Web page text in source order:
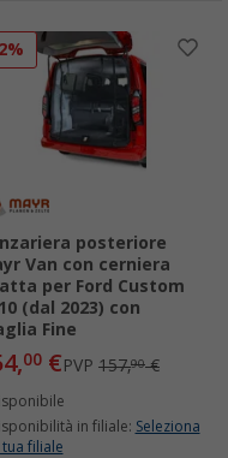
posteriore
Van con cerniera
per Ford Custom
(dal 2023) con
Fine
00 €PVP 157,90€
in filiale: Seleziona
tua filiale